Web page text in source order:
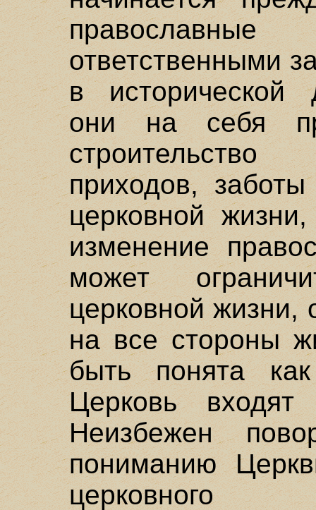
ответственными
в исторической
они на себя
приходов,
церковной
изменение
может
церковной жизни,
на все стороны
быть понята
Церковь
Неизбежен
пониманию